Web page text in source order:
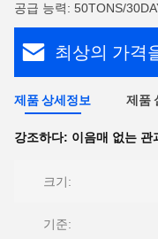
공급 능력: 50TONS/
최상의 가격
제품 상세정보 제품
강조하다: 이음매 없는 관
크기:
기준: